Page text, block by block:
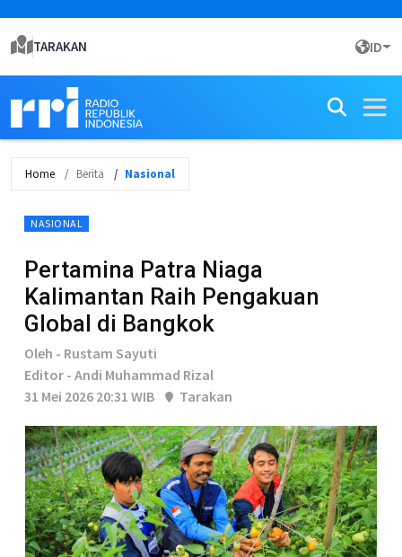
TARAKAN ID
Home Berita Nasional
NASIONAL
Pertamina Patra Niaga
Kalimantan Raih Pengakuan
Global di Bangkok
Oleh - Rustam Sayuti
Editor - Andi Muhammad Rizal
31 Mei 2026 20:31 WIB
Tarakan